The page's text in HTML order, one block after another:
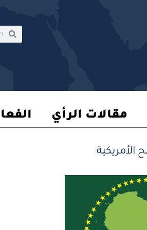
مقالات الرأي
الأمريكية